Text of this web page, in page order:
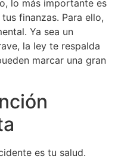
lo más importante es
finanzas. Para ello,
Ya sea un
la ley te respalda
marcar una gran
es tu salud.